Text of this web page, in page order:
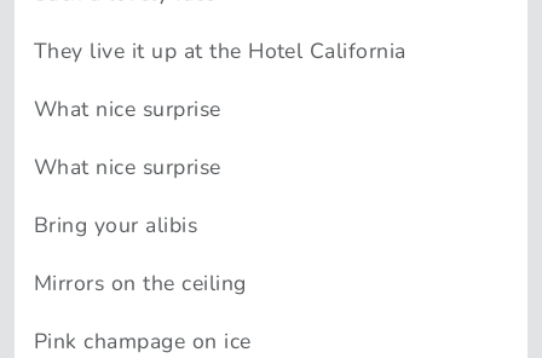
They live it up at the Hotel California
What nice surprise
What nice surprise
Bring your alibis
Mirrors on the ceiling
Pink champage on ice